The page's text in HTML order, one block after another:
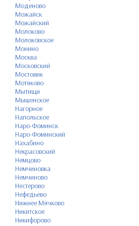
Моденово
Можайск
Можайский
Молоково
Молоковское
Монино
Москва
Московский
Мостовик
Мотяково
Мытищи
Мышенское
Нагорное
Напольское
Наро-Фоминск
Наро-Фоминский
Нахабино
Некрасовский
Немцово
Немчиновка
Немчиново
Нестерово
Нефедьево
Нижнее Мячково
Никитское
Никифорово